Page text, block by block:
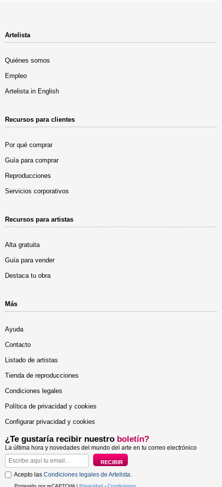
Artelista
Quiénes somos
Empleo
Artelista in English
Recursos para clientes
Por qué comprar
Guía para comprar
Reproducciones
Servicios corporativos
Recursos para artistas
Alta gratuita
Guía para vender
Destaca tu obra
Más
Ayuda
Contacto
Listado de artistas
Tienda de reproducciones
Condiciones legales
Política de privacidad y cookies
Configurar privacidad y cookies
¿Te gustaría recibir nuestro boletín?
La última hora y novedades del mundo del arte en tu correo electrónico
Acepto las Condiciones legales de Artelista.
Protegido por reCAPTCHA | Privacidad - Condiciones